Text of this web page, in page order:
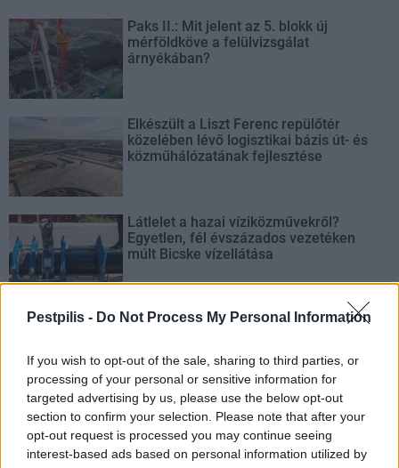
Pestpilis - Do Not Process My Personal Information
If you wish to opt-out of the sale, sharing to third parties, or
processing of your personal or sensitive information for
targeted advertising by us, please use the below opt-out
section to confirm your selection. Please note that after your
opt-out request is processed you may continue seeing
interest-based ads based on personal information utilized by
Paks II.: Mit jelent az 5. blokk új
mérföldköve a felülvizsgálat
árnyékában?
Elkészült a Liszt Ferenc repülőtér
közelében lévő logisztikai bázis út- és
közműhálózatának fejlesztése
Látlelet a hazai víziközművekről?
Egyetlen, fél évszázados vezetéken
múlt Bicske vízellátása
Épített öröksége megújításával is készül
évfordulójára
AJÁNLJUK MÉG